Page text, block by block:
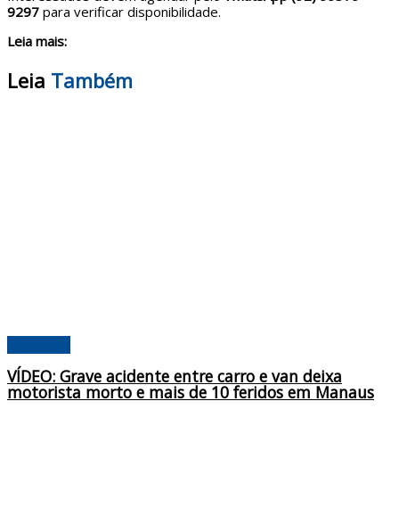
9297 para verificar disponibilidade.
Leia mais:
Leia Também
VÍDEO: Grave acidente entre carro e van deixa
motorista morto e mais de 10 feridos em Manaus